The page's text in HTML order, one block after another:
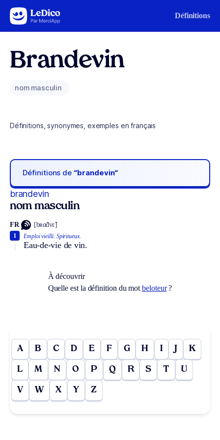
Aller au contenu Définitions
Brandevin
nom masculin
Définitions, synonymes, exemples en français
Définitions de “brandevin“
brandevin
nom masculin
FR [bʀɑ̃dvɛ̃]
Emploi vieilli. Spiritueux.
Eau-de-vie de vin.
1
À découvrir
Quelle est la définition du motbeloteur?
A B C D E F G H I J K
L M N O P Q R S T U
V W X Y Z